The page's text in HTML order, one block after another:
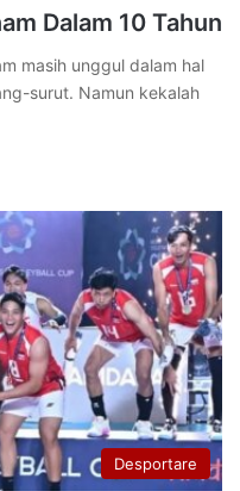
Dalam 10 Tahun
masih unggul dalam hal
surut. Namun kekalah
Desportare